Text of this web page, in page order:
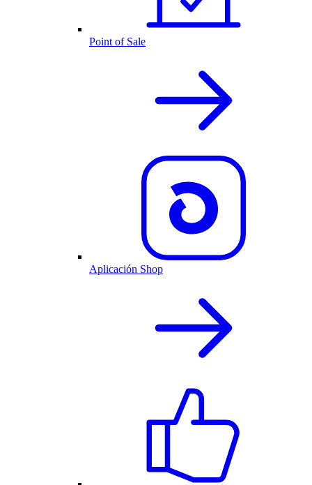
Point of Sale
Aplicación Shop